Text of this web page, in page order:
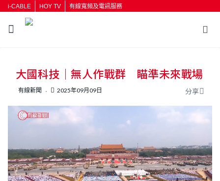
i-CABLE HOY TV 有線寬頻及電訊服務
按輸入鍵開始搜尋
大國科技｜無人作戰群 瞄準未來戰場
有線新聞 2025年09月09日 分享